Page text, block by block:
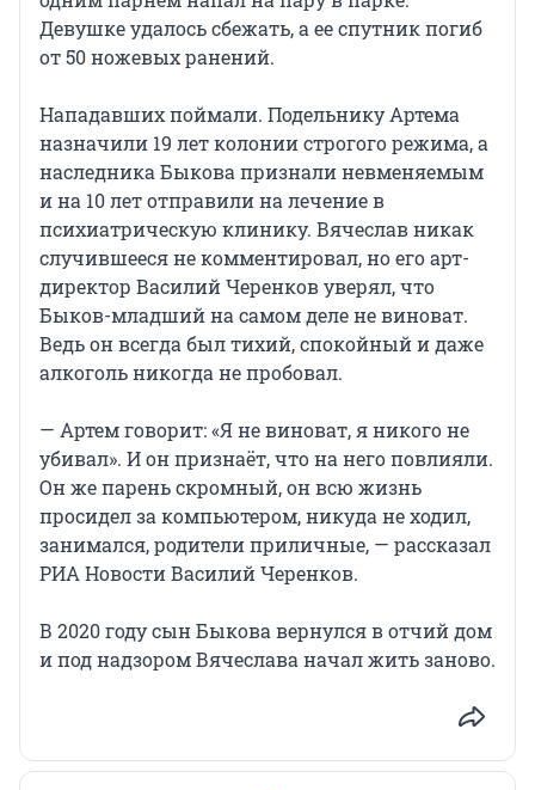
Девушке удалось сбежать, а ее спутник погиб
от 50 ножевых ранений.
Нападавших поймали. Подельнику Артема
назначили 19 лет колонии строгого режима, а
наследника Быкова признали невменяемым
и на 10 лет отправили на лечение в
психиатрическую клинику. Вячеслав никак
случившееся не комментировал, но его арт-
директор Василий Черенков уверял, что
Быков-младший на самом деле не виноват.
Ведь он всегда был тихий, спокойный и даже
алкоголь никогда не пробовал.
— Артем говорит: «Я не виноват, я никого не
убивал». И он признаёт, что на него повлияли.
Он же парень скромный, он всю жизнь
просидел за компьютером, никуда не ходил,
занимался, родители приличные, — рассказал
РИА Новости Василий Черенков.
В 2020 году сын Быкова вернулся в отчий дом
и под надзором Вячеслава начал жить заново.